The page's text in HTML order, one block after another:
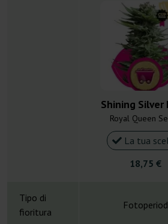
Shining Silver
Royal Queen
La tua
18,75 €
Tipo di
fioritura
Fotoperiod